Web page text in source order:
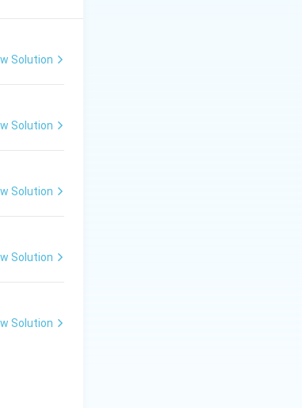
Solution
Solution
Solution
Solution
Solution